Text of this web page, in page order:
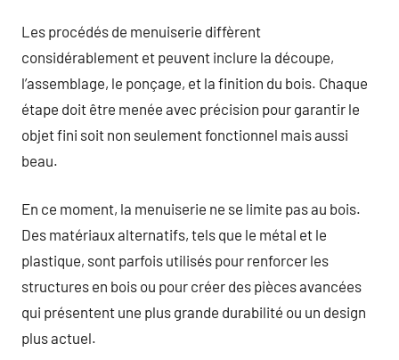
Les procédés de menuiserie diffèrent
considérablement et peuvent inclure la découpe,
l’assemblage, le ponçage, et la finition du bois. Chaque
étape doit être menée avec précision pour garantir le
objet fini soit non seulement fonctionnel mais aussi
beau.
En ce moment, la menuiserie ne se limite pas au bois.
Des matériaux alternatifs, tels que le métal et le
plastique, sont parfois utilisés pour renforcer les
structures en bois ou pour créer des pièces avancées
qui présentent une plus grande durabilité ou un design
plus actuel.